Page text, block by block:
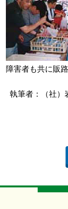
障害者も共に販
執筆者：（社